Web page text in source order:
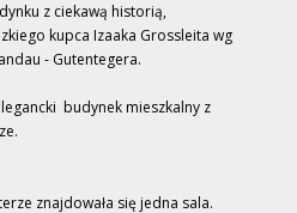
z ciekawą historią,
kupca Izaaka Grossleita wg
- Gutentegera.
budynek mieszkalny z
znajdowała się jedna sala.